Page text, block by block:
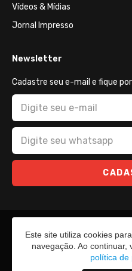
Vídeos & Mídias
Jornal Impresso
Newsletter
Cadastre seu e-mail e fique
Este site utiliza cookies
navegação. Ao continuar,
política de